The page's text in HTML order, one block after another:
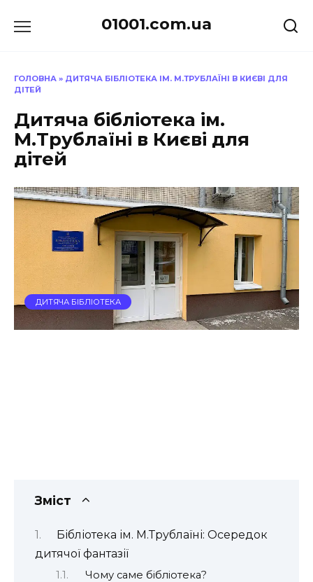
до
01001.com.ua
ГОЛОВНА » ДИТЯЧА БІБЛІОТЕКА ІМ. М.ТРУБЛАЇНІ В КИЄВІ ДЛЯ
ДІТЕЙ
Дитяча бібліотека ім.
М.Трублаїні в Києві для
дітей
ДИТЯЧА БІБЛІОТЕКА
Зміст
Бібліотека ім. М.Трублаїні: Осередок
дитячої фантазії
Чому саме бібліотека?